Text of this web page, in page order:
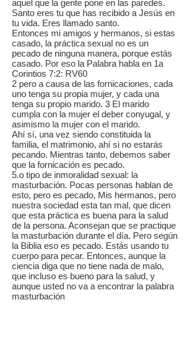
aquel que la gente pone en las paredes.
Santo eres tu que has recibido a Jesús en
tu vida. Eres llamado santo.
Entonces mi amigos y hermanos, si estas
casado, la práctica sexual no es un
pecado de ninguna manera, porque estás
casado. Por eso la Palabra habla en 1a
Corintios 7:2: RV60
2 pero a causa de las fornicaciones, cada
uno tenga su propia mujer, y cada una
tenga su propio marido. 3 El marido
cumpla con la mujer el deber conyugal, y
asimismo la mujer con el marido.
Ahí sí, una vez siendo constituida la
familia, el matrimonio, ahí si no estarás
pecando. Mientras tanto, debemos saber
que la fornicación es pecado.
5.o tipo de inmoralidad sexual: la
masturbación. Pocas personas hablan de
esto, pero es pecado, Mis hermanos, pero
nuestra sociedad esta tan mal, que dicen
que esta práctica es buena para la salud
de la persona. Aconsejan que se practique
la masturbación durante el día. Pero según
la Biblia eso es pecado. Estás usando tu
cuerpo para pecar. Entonces, aunque la
ciencia diga que no tiene nada de malo,
que incluso es bueno para la salud, y
aunque usted no va a encontrar la palabra
masturbación